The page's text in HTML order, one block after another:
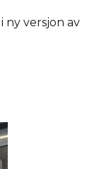
ny versjon av